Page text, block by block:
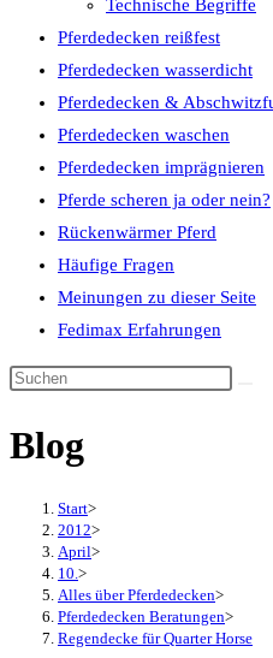
Technische Begriffe
Pferdedecken reißfest
Pferdedecken wasserdicht
Pferdedecken &
Pferdedecken waschen
Pferdedecken imprägnieren
Pferde scheren ja oder nein?
Rückenwärmer Pferd
Häufige Fragen
Meinungen zu dieser Seite
Fedimax Erfahrungen
Diese
durchsuchen
Blog
Start>
2012>
April>
10. >
Alles über Pferdedecken>
Pferdedecken Beratungen>
Regendecke für Quarter Horse